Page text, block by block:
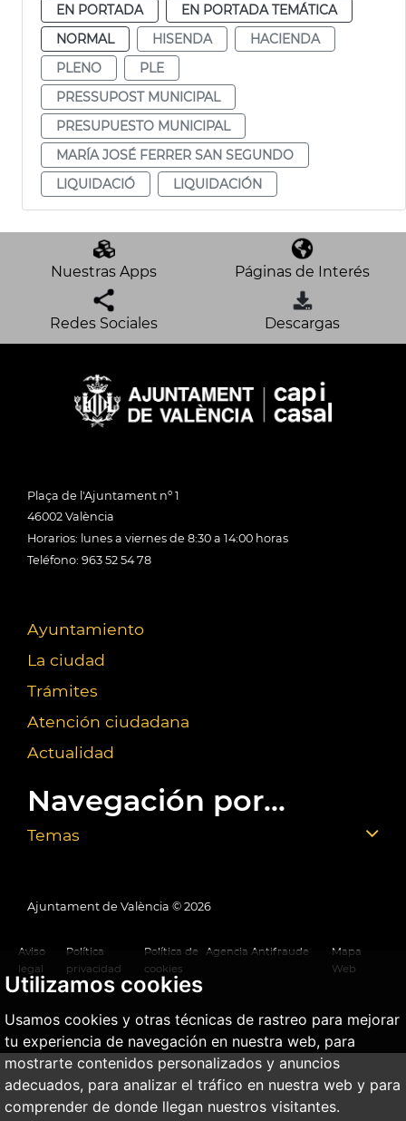
Utilizamos cookies
Usamos cookies y otras técnicas de rastreo para mejorar
tu experiencia de navegación en nuestra web, para
mostrarte contenidos personalizados y anuncios
adecuados, para analizar el tráfico en nuestra web y para
comprender de donde llegan nuestros visitantes.
EN PORTADA
EN PORTADA TEMÁTICA
NORMAL
HISENDA
HACIENDA
PLENO
PLE
PRESSUPOST MUNICIPAL
PRESUPUESTO MUNICIPAL
MARÍA JOSÉ FERRER SAN SEGUNDO
LIQUIDACIÓ
LIQUIDACIÓN
Nuestras Apps Páginas de Interés
Redes Sociales Descargas
Plaça de l'Ajuntament nº 1
46002 València
Horarios: lunes a viernes de 8:30 a 14:00 horas
Teléfono: 963 52 54 78
Ayuntamiento
La ciudad
Trámites
Atención ciudadana
Actualidad
Navegación por...
Temas
Ajuntament de València © 2026
Aviso
legal
Política
privacidad
Política de
cookies
Agencia Antifraude
Mapa
Web